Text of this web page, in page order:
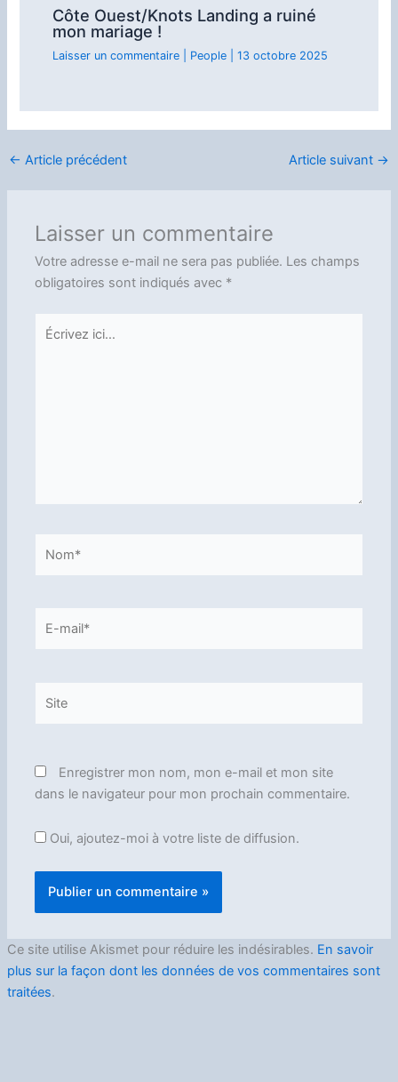
Côte Ouest/Knots Landing a ruiné
mon mariage !
Laisser un commentaire People| 13 octobre 2025
← Article précédent Article suivant →
Laisser un commentaire
Votre adresse e-mail ne sera pas publiée. Les champs
obligatoires sont indiqués avec *
Écrivez
ici…
Enregistrer mon nom, mon e-mail et mon site
dans le navigateur pour mon prochain commentaire.
Oui, ajoutez-moi à votre liste de diffusion.
Ce site utilise Akismet pour réduire les indésirables. En savoir
plus sur la façon dont les données de vos commentaires sont
traitées.